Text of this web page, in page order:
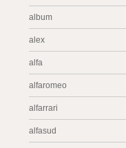
album
alex
alfa
alfaromeo
alfarrari
alfasud